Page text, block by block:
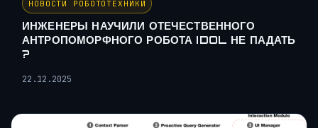
НОВОСТИ РОБОТОТЕХНИКИ
ИНЖЕНЕРЫ НАУЧИЛИ ОТЕЧЕСТВЕННОГО
АНТРОПОМОРФНОГО РОБОТА IDOL НЕ ПАДАТЬ
?
22.12.2025